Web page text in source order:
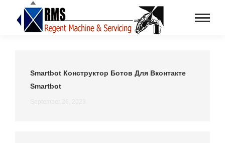
Smartbot Конструктор Ботов Для Вконтакте
Smartbot